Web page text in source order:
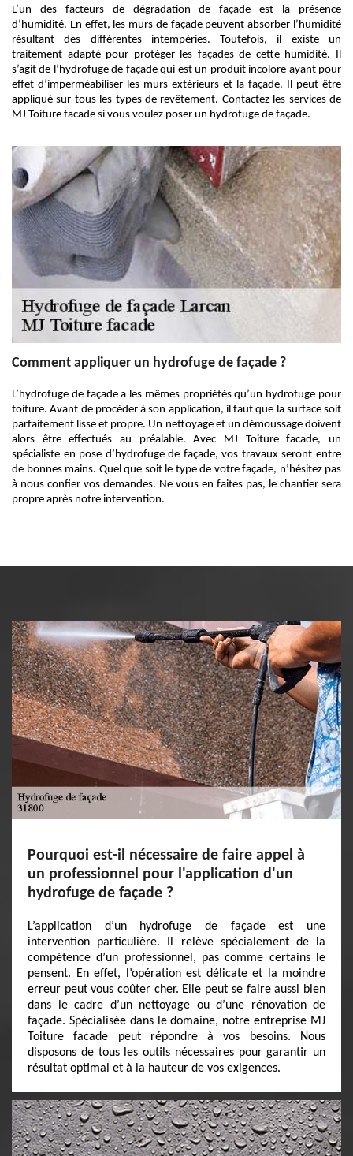
L’un des facteurs de dégradation de façade est la présence
d’humidité. En effet, les murs de façade peuvent absorber l’humidité
résultant des différentes intempéries. Toutefois, il existe un
traitement adapté pour protéger les façades de cette humidité. Il
s’agit de l’hydrofuge de façade qui est un produit incolore ayant pour
effet d’imperméabiliser les murs extérieurs et la façade. Il peut être
appliqué sur tous les types de revêtement. Contactez les services de
MJ Toiture facade si vous voulez poser un hydrofuge de façade.
Comment appliquer un hydrofuge de façade ?
L’hydrofuge de façade a les mêmes propriétés qu’un hydrofuge pour
toiture. Avant de procéder à son application, il faut que la surface soit
parfaitement lisse et propre. Un nettoyage et un démoussage doivent
alors être effectués au préalable. Avec MJ Toiture facade, un
spécialiste en pose d’hydrofuge de façade, vos travaux seront entre
de bonnes mains. Quel que soit le type de votre façade, n’hésitez pas
à nous confier vos demandes. Ne vous en faites pas, le chantier sera
propre après notre intervention.
Pourquoi est-il nécessaire de faire appel à
un professionnel pour l'application d'un
hydrofuge de façade ?
L’application d’un hydrofuge de façade est une
intervention particulière. Il relève spécialement de la
compétence d’un professionnel, pas comme certains le
pensent. En effet, l’opération est délicate et la moindre
erreur peut vous coûter cher. Elle peut se faire aussi bien
dans le cadre d’un nettoyage ou d’une rénovation de
façade. Spécialisée dans le domaine, notre entreprise MJ
Toiture facade peut répondre à vos besoins. Nous
disposons de tous les outils nécessaires pour garantir un
résultat optimal et à la hauteur de vos exigences.